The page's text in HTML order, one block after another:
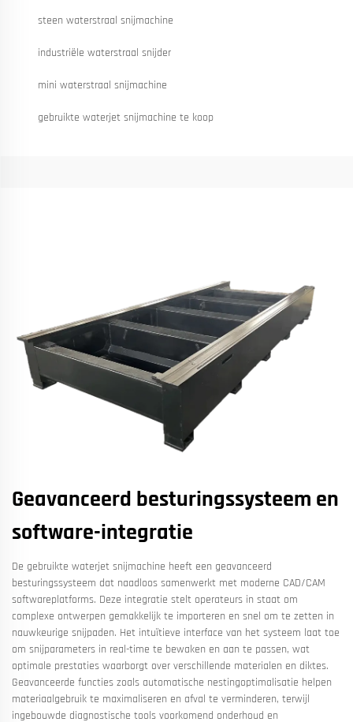
steen waterstraal snijmachine
industriële waterstraal snijder
mini waterstraal snijmachine
gebruikte waterjet snijmachine te koop
Geavanceerd besturingssysteem en
software-integratie
De gebruikte waterjet snijmachine heeft een geavanceerd
besturingssysteem dat naadloos samenwerkt met moderne CAD/CAM
softwareplatforms. Deze integratie stelt operateurs in staat om
complexe ontwerpen gemakkelijk te importeren en snel om te zetten in
nauwkeurige snijpaden. Het intuïtieve interface van het systeem laat toe
om snijparameters in real-time te bewaken en aan te passen, wat
optimale prestaties waarborgt over verschillende materialen en diktes.
Geavanceerde functies zoals automatische nestingoptimalisatie helpen
materiaalgebruik te maximaliseren en afval te verminderen, terwijl
ingebouwde diagnostische tools voorkomend onderhoud en